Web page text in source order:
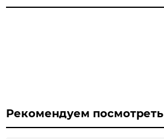
Рекомендуем посмотреть